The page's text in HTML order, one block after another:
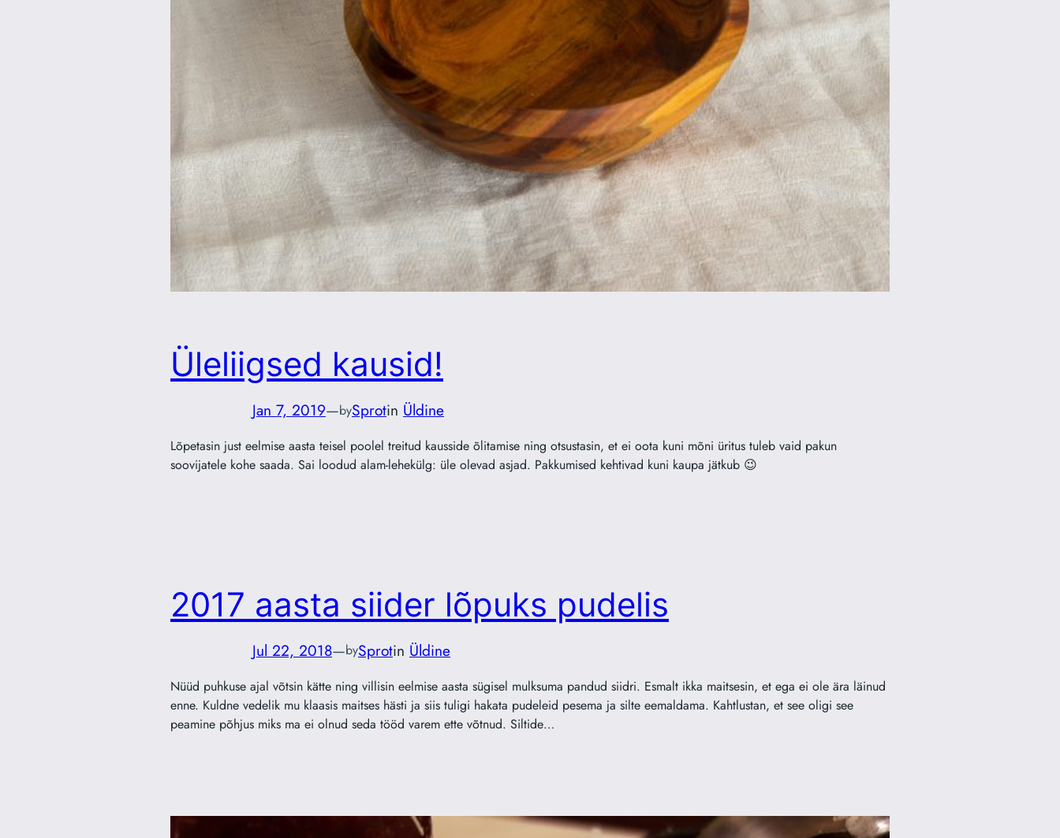
Üleliigsed kausid!
Jan 7, 2019—bySprotin Üldine
Lõpetasin just eelmise aasta teisel poolel treitud kausside õlitamise ning otsustasin, et ei oota kuni mõni üritus tuleb vaid pakun
soovijatele kohe saada. Sai loodud alam-lehekülg: üle olevad asjad. Pakkumised kehtivad kuni kaupa jätkub 😉
2017 aasta siider lõpuks pudelis
Jul 22, 2018—bySprotin Üldine
Nüüd puhkuse ajal võtsin kätte ning villisin eelmise aasta sügisel mulksuma pandud siidri. Esmalt ikka maitsesin, et ega ei ole ära läinud
enne. Kuldne vedelik mu klaasis maitses hästi ja siis tuligi hakata pudeleid pesema ja silte eemaldama. Kahtlustan, et see oligi see
peamine põhjus miks ma ei olnud seda tööd varem ette võtnud. Siltide…